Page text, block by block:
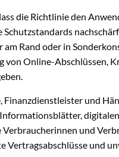
die Richtlinie den
am Rand oder in
von Online-
und
und
Vertragsabschlüsse und